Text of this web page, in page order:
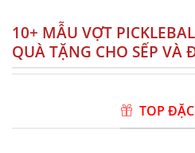
10+ MẪU VỢT
QUÀ TẶNG CHO SẾP VÀ
TOP